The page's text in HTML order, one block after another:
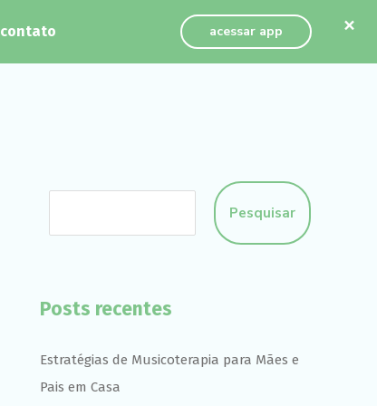
contato acessar app
Pesquisar
Posts recentes
Estratégias de Musicoterapia para Mães e
Pais em Casa
×